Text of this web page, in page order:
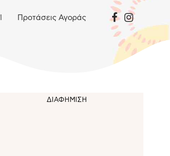
Προτάσεις Αγοράς